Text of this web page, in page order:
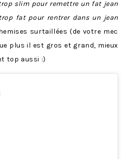
slim pour remettre un fat jean
trop fat pour rentrer dans un jean
surtaillées (de votre mec
plus il est gros et grand, mieux
top aussi :)